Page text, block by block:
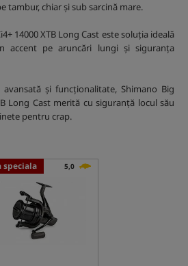
tambur, chiar și sub sarcină mare.
14000 XTB Long Cast este soluția ideală
accent pe aruncări lungi și siguranța
și funcționalitate, Shimano Big
Long Cast merită cu siguranță locul său
pentru crap.
speciala 5,0